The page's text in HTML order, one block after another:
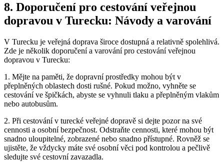
8. Doporučení pro cestování veřejnou
dopravou v Turecku: Návody a varování
V Turecku je veřejná doprava široce dostupná a relativně spolehlivá.
Zde je několik doporučení a varování pro cestování veřejnou
dopravou v Turecku:
1. Mějte na paměti, že dopravní prostředky mohou být v
přeplněných oblastech dosti rušné. Pokud možno, vyhněte se
cestování ve špičkách, abyste se vyhnuli tlaku a přeplněným vlakům
nebo autobusům.
2. Při cestování v turecké veřejné dopravě si dejte pozor na své
cennosti a osobní bezpečnost. Odstraňte cennosti, které mohou být
snadno uloupitelné, zobrazené nebo snadno přístupné. Rovněž se
ujistěte, že vždycky máte své osobní věci pod kontrolou a pečlivě
sledujte své cestovní zavazadla.